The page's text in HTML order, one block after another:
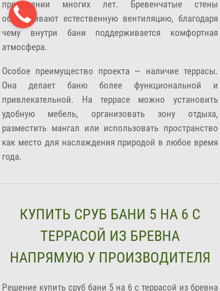
протяжении многих лет. Бревенчатые стены
обеспечивают естественную вентиляцию, благодаря
чему внутри бани поддерживается комфортная
атмосфера.
Особое преимущество проекта — наличие террасы.
Она делает баню более функциональной и
привлекательной. На террасе можно установить
удобную мебель, организовать зону отдыха,
разместить мангал или использовать пространство
как место для наслаждения природой в любое время
года.
КУПИТЬ СРУБ БАНИ 5 НА 6 С
ТЕРРАСОЙ ИЗ БРЕВНА
НАПРЯМУЮ У ПРОИЗВОДИТЕЛЯ
Решение купить сруб бани 5 на 6 с террасой из бревна